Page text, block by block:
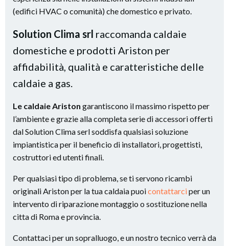
(edifici HVAC o comunità) che domestico e privato.
Solution Clima srl raccomanda caldaie
domestiche e prodotti Ariston per
affidabilità, qualità e caratteristiche delle
caldaie a gas.
Le caldaie Ariston garantiscono il massimo rispetto per
l’ambiente e grazie alla completa serie di accessori offerti
dal Solution Clima serl soddisfa qualsiasi soluzione
impiantistica per il beneficio di installatori, progettisti,
costruttori ed utenti finali.
Per qualsiasi tipo di problema, se ti servono ricambi
originali Ariston per la tua caldaia puoicontattarciper un
intervento di riparazione montaggio o sostituzione nella
citta di Roma e provincia.
Contattaci per un sopralluogo, e un nostro tecnico verrà da